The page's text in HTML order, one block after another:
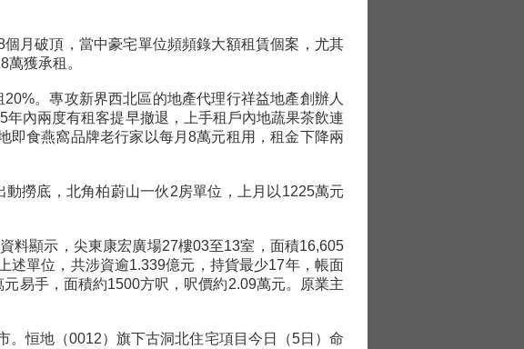
月破頂，當中豪宅單位頻頻錄大額租賃個案，尤其
獲承租。
。專攻新界西北區的地產代理行祥益地產創辦人
內兩度有租客提早撤退，上手租戶內地蔬果茶飲連
即食燕窩品牌老行家以每月8萬元租用，租金下降兩
撈底，北角柏蔚山一伙2房單位，上月以1225萬元
料顯示，尖東康宏廣場27樓03至13室，面積16,605
述單位，共涉資逾1.339億元，持貨最少17年，帳面
易手，面積約1500方呎，呎價約2.09萬元。原業主
。恒地（0012）旗下古洞北住宅項目今日（5日）命